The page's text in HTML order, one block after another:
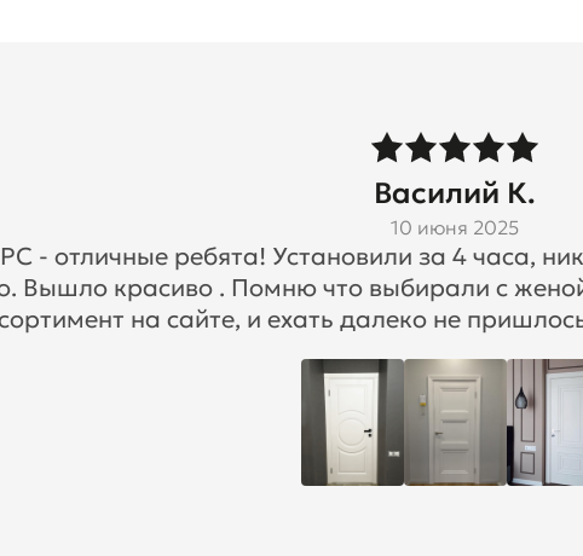
Василий К.
10 июня 2025
- отличные ребята! Установили за 4 часа,
Вышло красиво . Помню что выбирали с
на сайте, и ехать далеко не